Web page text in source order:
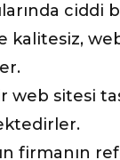
ciddi
kalitesiz,
web sitesi
firmanın